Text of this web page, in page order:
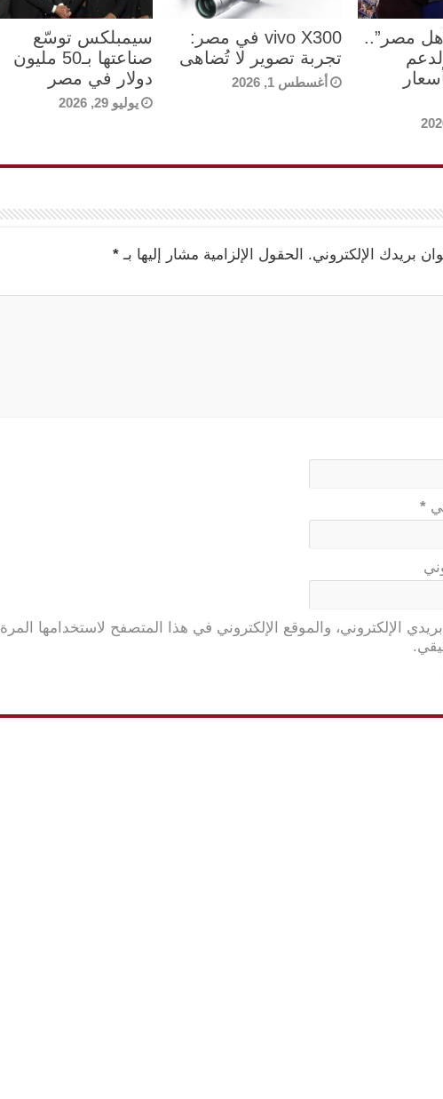
مصر”..
vivo X300 في مصر:
تجربة تصوير لا تُضاهى
أغسطس 1, 2026
سيمبلكس توسّع
صناعتها بـ50 مليون
دولار في مصر
يوليو 29, 2026
بريدك الإلكتروني. الحقول الإلزامية مشار إليها بـ*
*
الإلكتروني، والموقع الإلكتروني في هذا المتصفح لاستخدامها المرة